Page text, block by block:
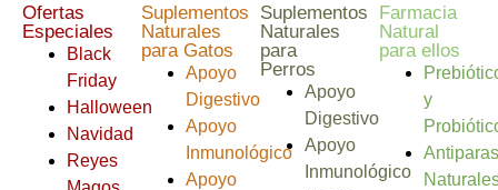
Ofertas
Especiales
Black
Friday
Halloween
Navidad
Reyes
Suplementos
Naturales
para Gatos
Apoyo
Digestivo
Apoyo
Inmunológico
Apoyo
Suplementos
Naturales
para
Perros
Apoyo
Digestivo
Apoyo
Inmunológico
Farmacia
Natural
para ellos
y